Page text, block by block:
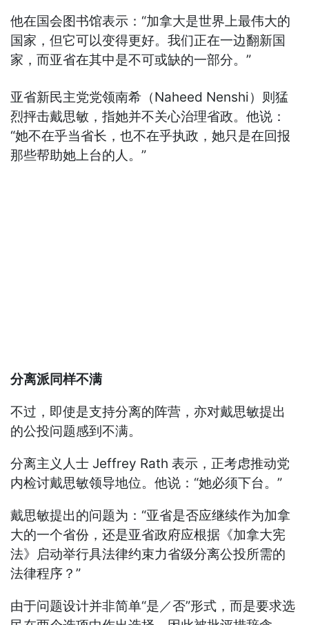
他在国会图书馆表示：“加拿大是世界上最伟大的
国家，但它可以变得更好。我们正在一边翻新国
家，而亚省在其中是不可或缺的一部分。”
亚省新民主党党领南希（Naheed Nenshi）则猛
烈抨击戴思敏，指她并不关心治理省政。他说：
“她不在乎当省长，也不在乎执政，她只是在回报
那些帮助她上台的人。”
分离派同样不满
不过，即使是支持分离的阵营，亦对戴思敏提出
的公投问题感到不满。
分离主义人士 Jeffrey Rath 表示，正考虑推动党
内检讨戴思敏领导地位。他说：“她必须下台。”
戴思敏提出的问题为：“亚省是否应继续作为加拿
大的一个省份，还是亚省政府应根据《加拿大宪
法》启动举行具法律约束力省级分离公投所需的
法律程序？”
由于问题设计并非简单“是／否”形式，而是要求选